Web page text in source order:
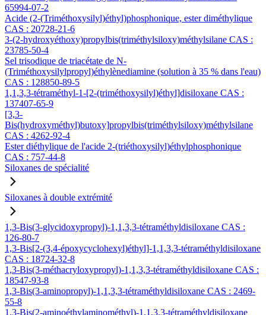
65994-07-2
Acide (2-(Triméthoxysilyl)éthyl)phosphonique, ester diméthylique
CAS : 20728-21-6
3-(2-hydroxyéthoxy)propylbis(triméthylsiloxy)méthylsilane CAS :
23785-50-4
Sel trisodique de triacétate de N-
(Triméthoxysilylpropyl)éthylènediamine (solution à 35 % dans l'eau)
CAS : 128850-89-5
1,1,3,3-tétraméthyl-1-[2-(triméthoxysilyl)éthyl]disiloxane CAS :
137407-65-9
[3,3-
Bis(hydroxyméthyl)butoxy]propylbis(triméthylsiloxy)méthylsilane
CAS : 4262-92-4
Ester diéthylique de l'acide 2-(triéthoxysilyl)éthylphosphonique
CAS : 757-44-8
Siloxanes de spécialité
Siloxanes à double extrémité
1,3-Bis(3-glycidoxypropyl)-1,1,3,3-tétraméthyldisiloxane CAS :
126-80-7
1,3-Bis[2-(3,4-époxycyclohexyl)éthyl]-1,1,3,3-tétraméthyldisiloxane
CAS : 18724-32-8
1,3-Bis(3-méthacryloxypropyl)-1,1,3,3-tétraméthyldisiloxane CAS :
18547-93-8
1,3-Bis(3-aminopropyl)-1,1,3,3-tétraméthyldisiloxane CAS : 2469-
55-8
1,3-Bis(2-aminoéthylaminométhyl)-1,1,3,3-tétraméthyldisiloxane